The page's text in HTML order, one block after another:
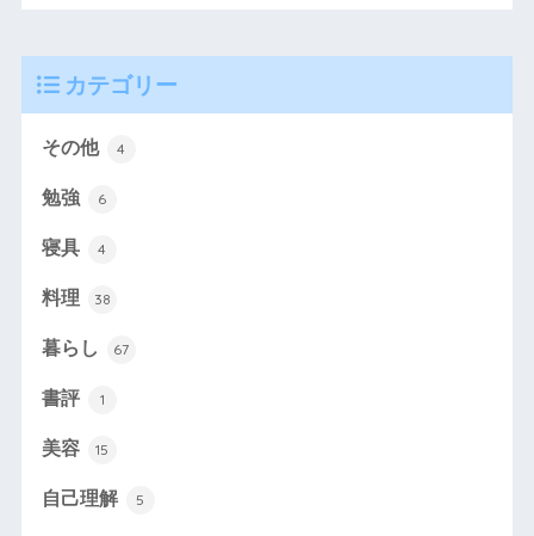
カテゴリー
その他 4
勉強 6
寝具 4
料理 38
暮らし 67
書評 1
美容 15
自己理解 5